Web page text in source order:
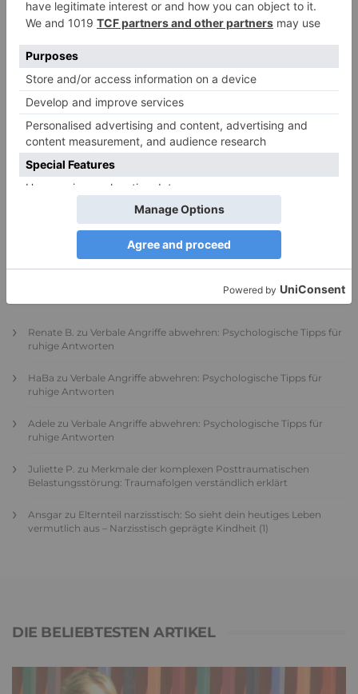
PDA Autismus: Merkmale und Umgang mit
PANDA-Kindern – Kinder mit starkem
Autonomiebedürfnis (1)
Renate B. zu Verbale Angriffe abwehren: Psychologische Tipps für
ruhige Antworten
HaBa zu Verbale Angriffe abwehren: Psychologische Tipps für
ruhige Antworten
Adele zu Verbale Angriffe abwehren: Psychologische Tipps für
ruhige Antworten
Juliette P. zu Merkmale der komplexen Posttraumatischen
Belastungsstörung: Traumafolgen verständlich erklärt
Ansgar zu Elternteil narzisstisch: So sieht dein heutiges Leben
vermutlich aus – Narzisstisch geprägte Kindheit (1)
DIE BELIEBTESTEN ARTIKEL